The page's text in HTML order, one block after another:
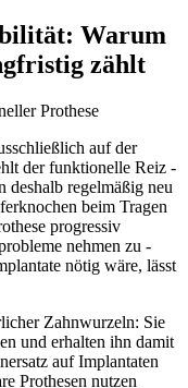
Warum
zählt
auf der
der funktionelle Reiz -
deshalb regelmäßig neu
beim Tragen
progressiv
nehmen zu -
nötig wäre, lässt
Zahnwurzeln: Sie
und erhalten ihn damit
auf Implantaten
Prothesen nutzen